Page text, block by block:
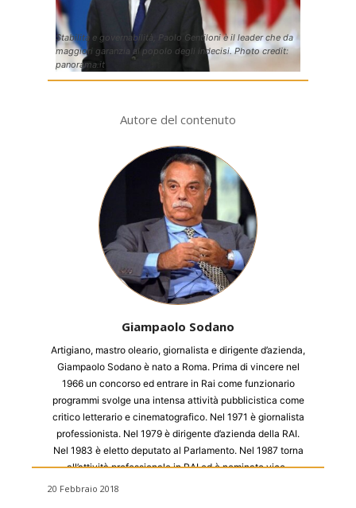
Stabilità e governabilità, Paolo Gentiloni è il leader che da
maggiori garanzia al popolo degli indecisi. Photo credit:
panorama.it
Autore del contenuto
Giampaolo Sodano
Artigiano, mastro oleario, giornalista e dirigente d’azienda,
Giampaolo Sodano è nato a Roma. Prima di vincere nel
1966 un concorso ed entrare in Rai come funzionario
programmi svolge una intensa attività pubblicistica come
critico letterario e cinematografico. Nel 1971 è giornalista
professionista. Nel 1979 è dirigente d’azienda della RAI.
Nel 1983 è eletto deputato al Parlamento. Nel 1987 torna
all’attività professionale in RAI ed è nominato vice-
presidente e amministratore delegato di Sipra e
20 Febbraio 2018